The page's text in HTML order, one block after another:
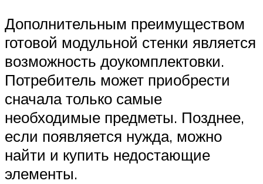
Дополнительным преимуществом
готовой модульной стенки является
возможность доукомплектовки.
Потребитель может приобрести
сначала только самые
необходимые предметы. Позднее,
если появляется нужда, можно
найти и купить недостающие
элементы.